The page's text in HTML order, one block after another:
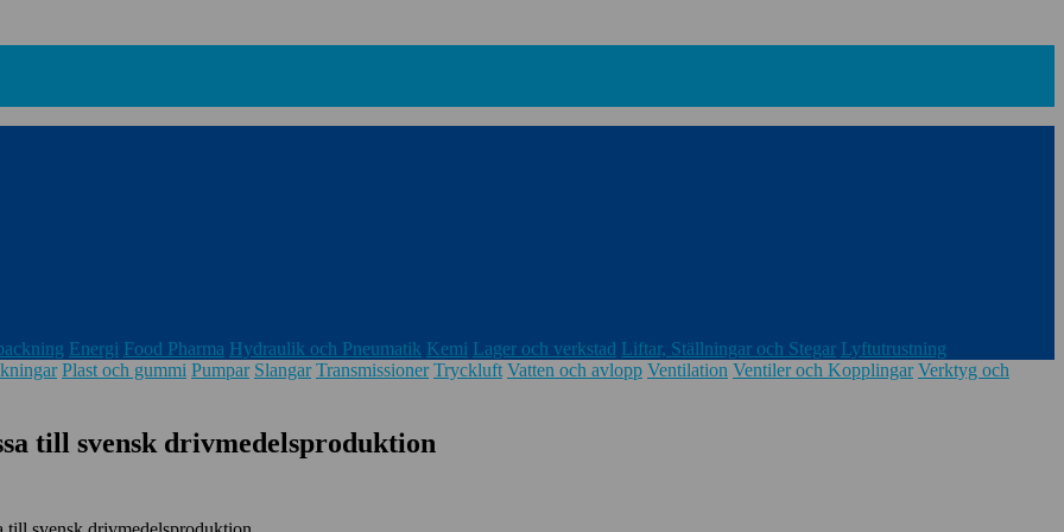
Energi Food Pharma Hydraulik och Pneumatik Kemi Lager och verkstad Liftar, Ställningar och Stegar Lyftutrustning
Plast och gummi Pumpar Slangar Transmissioner Tryckluft Vatten och avlopp Ventilation Ventiler och Kopplingar Verktyg och
till svensk drivmedelsproduktion